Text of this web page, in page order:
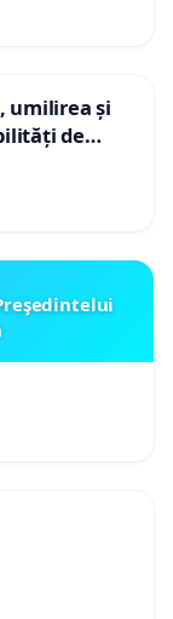
umilirea și
de